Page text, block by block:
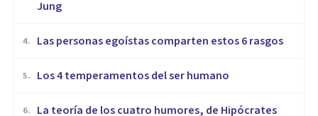
Jung
4. Las personas egoístas comparten estos 6 rasgos
5. Los 4 temperamentos del ser humano
6. ​La teoría de los cuatro humores, de Hipócrates